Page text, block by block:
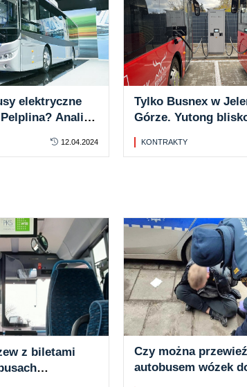
elektryczne
Analiza
12.04.2024
Tylko Busnex w
Górze. Yutong
flocie MZK
KONTRAKTY
z biletami
Czy można
autobusem wózek